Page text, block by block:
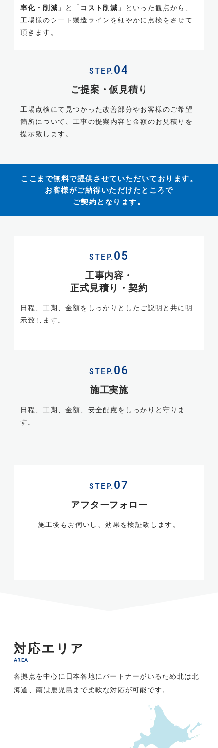
率化・削減 」と「 コスト削減 」といった観点から、
工場様のシート製造ラインを細やかに点検をさせて
頂きます。
STEP.
ご提案・仮見積り
工場点検にて見つかった改善部分やお客様のご希望
箇所について、工事の提案内容と金額のお見積りを
提示致します。
ここまで無料で提供させていただいております。
お客様がご納得いただけたところで
ご契約となります。
STEP.
工事内容・
正式見積り・契約
日程、工期、金額をしっかりとしたご説明と共に明
示致します。
STEP.
施工実施
日程、工期、金額、安全配慮をしっかりと守りま
す。
STEP.
アフターフォロー
施工後もお伺いし、効果を検証致します。
対応エリア
AREA
各拠点を中心に日本各地にパートナーがいるため北は北
海道、南は鹿児島まで柔軟な対応が可能です。